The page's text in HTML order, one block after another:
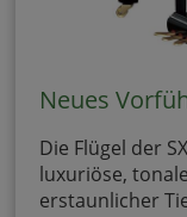
Neues
Die Flügel der
luxuriöse,
erstaunlicher